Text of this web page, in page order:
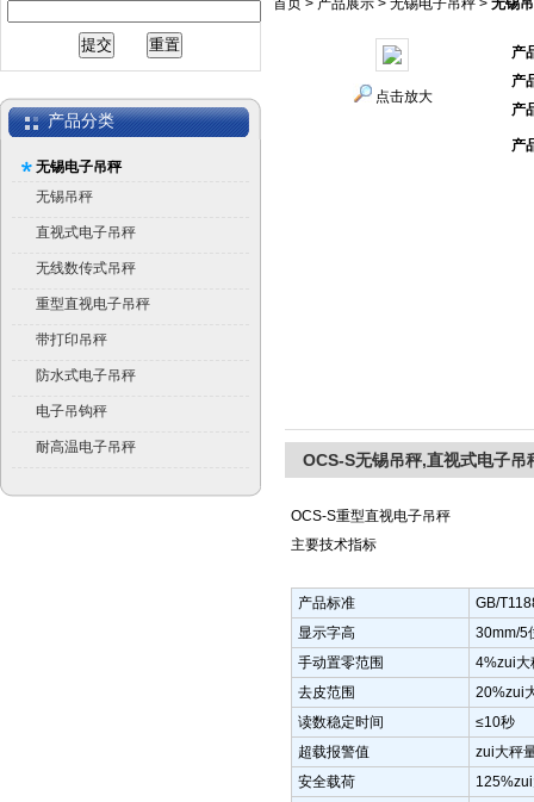
产品分类
无锡电子吊秤
无锡吊秤
直视式电子吊秤
无线数传式吊秤
重型直视电子吊秤
带打印吊秤
防水式电子吊秤
电子吊钩秤
耐高温电子吊秤
首页 > 产品展示 > 无锡电子吊秤 > 无锡
点击放大
产
产
产
产
OCS-S无锡吊秤,直视式电子吊
OCS-S重型直视电子吊秤
主要技术指标
产品标准
GB/
显示字高
30mm/5
手动置零范围
4%zui
去皮范围
20%zui
读数稳定时间
≤10秒
超载报警值
zui大秤
安全载荷